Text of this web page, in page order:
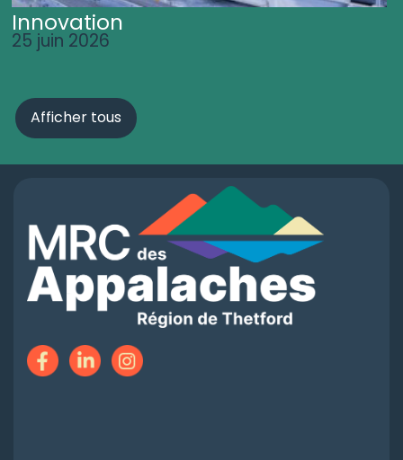
Innovation
25 juin 2026
Afficher tous